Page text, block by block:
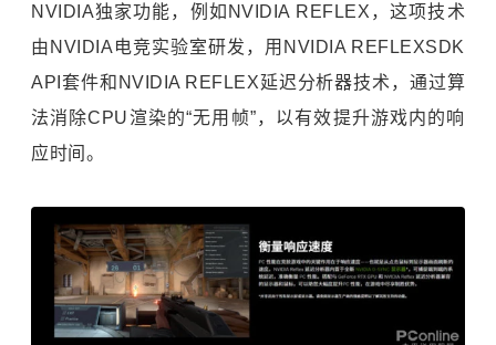
NVIDIA独家功能，例如NVIDIA REFLEX，这项技术
由NVIDIA电竞实验室研发，用NVIDIA REFLEXSDK
API套件和NVIDIA REFLEX延迟分析器技术，通过算
法消除CPU渲染的“无用帧”，以有效提升游戏内的响
应时间。